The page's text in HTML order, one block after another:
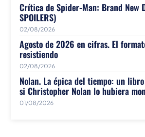
Crítica de Spider-Man: Brand New
SPOILERS)
02/08/2026
Agosto de 2026 en cifras. El
resistiendo
02/08/2026
Nolan. La épica del tiempo: un
si Christopher Nolan lo hubiera
01/08/2026